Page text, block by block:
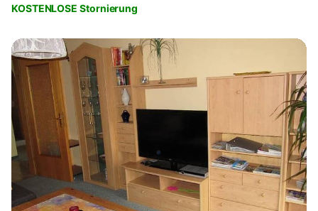
KOSTENLOSE Stornierung